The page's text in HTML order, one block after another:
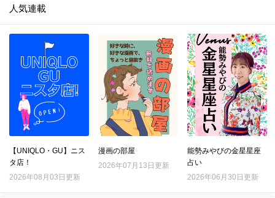
17.
「今すぐ帰りたい…」。なんで私が皇帝陛下の妃候補に！？相手はまさかの…【皇帝陛下のお世話係#1】
20. あの日、彼と教室で。大切にするには淡すぎる…だけど、今でも忘れられない。【付き合えなくていいのに#1】
21. 何が彼女の心を動かしたのか。お見合いの日、期待を込めた瞳で僕を見つめて…【妻は僕を太らせたい！#1】
22. "野良猫"みたいな暮らしを楽しんでる俺。コンビニの前でおでんの汁をすすっていると…？【借金1000万作曲家の人生を変えてくれた猫の話#1】
23. 昭和9年夏、うちにやって来た「女中さん」。心優しい女主人と"ちいさな"女中さんの心温まる物語【うちのちいさな女中さん#1】
24. ベスト体重から22kg増！産後太りが止まらない48歳。もう無理なのかな…【アラフィフ母さんが7kg痩せた！奇跡の仕組みダイエット#1】
25. "別人のフリ"をして華族の婚約者になった私。この政略結婚、上手くいくの！？【身代わりロマンチカ#1】
26. 「10億円で僕と結婚してください」。天国のお母さん、私はいま謎のプロポーズを受けています。【黒崎さんの一途な愛がとまらない#1】
27. 結婚＝選ばれし人がすること。独身オタ活を謳歌したいのに…生活に浸食してくる"結婚"の二文字【結婚が滅亡した日。#1】
人気連載
【UNIQLO・GU】ニス
タ店！
2026年08月03日更新
漫画の部屋
2026年07月13日更新
能勢みやびの金星星座
占い
2026年06月30日更新